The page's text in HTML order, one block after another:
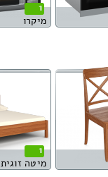
1
מיקרו
1
מיטה זוגית